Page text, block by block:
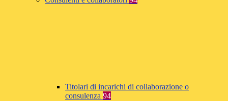
Titolari di incarichi di collaborazione o
consulenza 94